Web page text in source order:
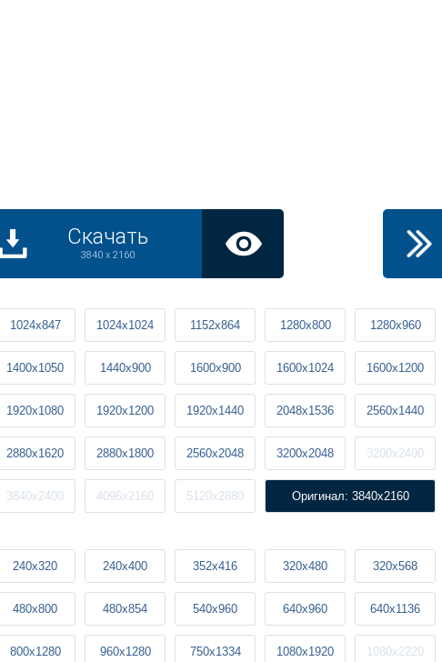
Скачать
3840 x 2160
1024x847 1024x1024 1152x864 1280x800 1280x960
1400x1050 1440x900 1600x900 1600x1024 1600x1200
1920x1080 1920x1200 1920x1440 2048x1536 2560x1440
2880x1620 2880x1800 2560x2048 3200x2048 3200x2400
3840x2400 4096x2160 5120x2880 Оригинал: 3840x2160
240x320 240x400 352x416 320x480 320x568
480x800 480x854 540x960 640x960 640x1136
800x1280 960x1280 750x1334 1080x1920 1080x2220